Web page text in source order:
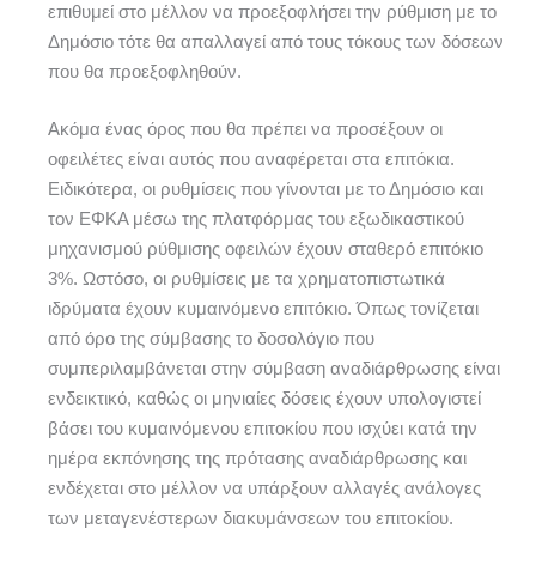
επιθυμεί στο μέλλον να προεξοφλήσει την ρύθμιση με το
Δημόσιο τότε θα απαλλαγεί από τους τόκους των δόσεων
που θα προεξοφληθούν.
Ακόμα ένας όρος που θα πρέπει να προσέξουν οι
οφειλέτες είναι αυτός που αναφέρεται στα επιτόκια.
Ειδικότερα, οι ρυθμίσεις που γίνονται με το Δημόσιο και
τον ΕΦΚΑ μέσω της πλατφόρμας του εξωδικαστικού
μηχανισμού ρύθμισης οφειλών έχουν σταθερό επιτόκιο
3%. Ωστόσο, οι ρυθμίσεις με τα χρηματοπιστωτικά
ιδρύματα έχουν κυμαινόμενο επιτόκιο. Όπως τονίζεται
από όρο της σύμβασης το δοσολόγιο που
συμπεριλαμβάνεται στην σύμβαση αναδιάρθρωσης είναι
ενδεικτικό, καθώς οι μηνιαίες δόσεις έχουν υπολογιστεί
βάσει του κυμαινόμενου επιτοκίου που ισχύει κατά την
ημέρα εκπόνησης της πρότασης αναδιάρθρωσης και
ενδέχεται στο μέλλον να υπάρξουν αλλαγές ανάλογες
των μεταγενέστερων διακυμάνσεων του επιτοκίου.